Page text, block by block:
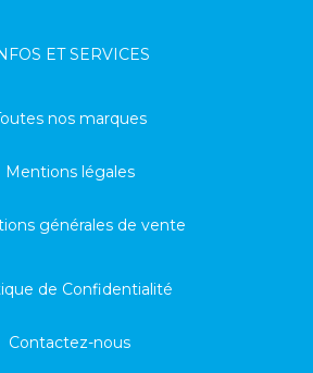
ET SERVICES
nos marques
Mentions légales
générales de vente
de Confidentialité
Contactez-nous